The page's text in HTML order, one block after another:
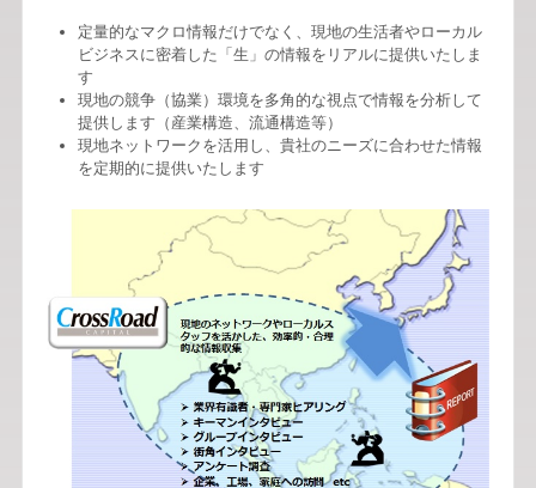
定量的なマクロ情報だけでなく、現地の生活者やローカル
ビジネスに密着した「生」の情報をリアルに提供いたしま
す
現地の競争（協業）環境を多角的な視点で情報を分析して
提供します（産業構造、流通構造等）
現地ネットワークを活用し、貴社のニーズに合わせた情報
を定期的に提供いたします